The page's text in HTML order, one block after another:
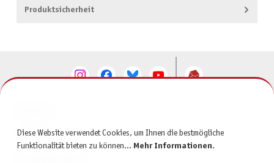
Produktsicherheit
SERVICE
Diese Website verwendet Cookies, um Ihnen die bestmögliche
Funktionalität bieten zu können... Mehr Informationen.